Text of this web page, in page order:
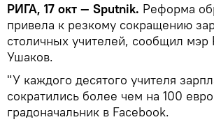
РИГА, 17 окт — Sputnik. Реформа
привела к резкому сокращению
столичных учителей, сообщил мэр
Ушаков.
"У каждого десятого учителя
сократились более чем на 100
градоначальник в Facebook.